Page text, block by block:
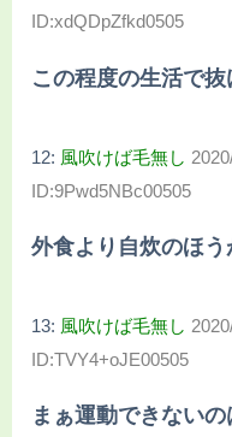
ID:xdQDpZfkd0505
この程度の生活で
12: 風吹けば毛無し
ID:9Pwd5NBc00505
外食より自炊のほ
13: 風吹けば毛無し
ID:TVY4+oJE00505
まぁ運動できない